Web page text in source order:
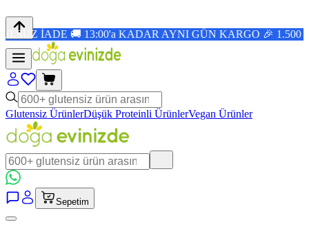
13:00'a KADAR AYNI GÜN KARGO 🎉 1.500 TL ÜZERİ
Glutensiz ÜrünlerDüşük Proteinli ÜrünlerVegan Ürünler
Sepetim